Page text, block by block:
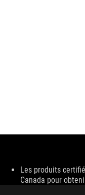
Disclaimer
Les produits
Canada pour